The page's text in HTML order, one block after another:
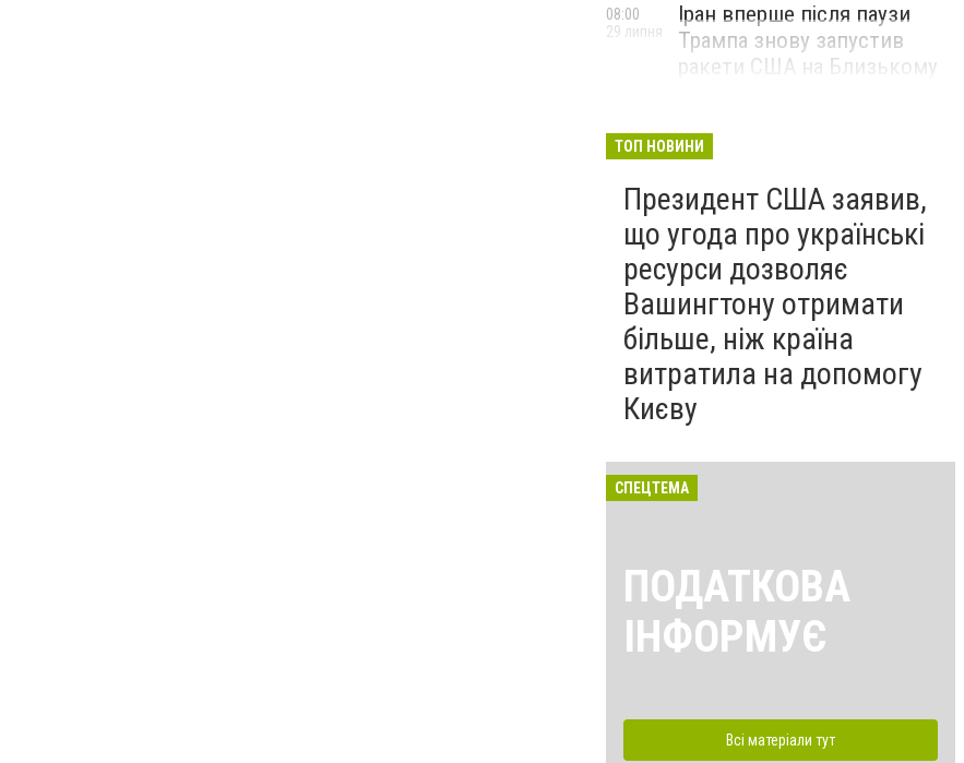
Іран вперше після паузи
Трампа знову запустив
ракети США на Близькому
08:00
29 липня
ТОП НОВИНИ
Президент США заявив,
що угода про українські
ресурси дозволяє
Вашингтону отримати
більше, ніж країна
витратила на допомогу
Києву
СПЕЦТЕМА
ПОДАТКОВА
ІНФОРМУЄ
Всі матеріали тут